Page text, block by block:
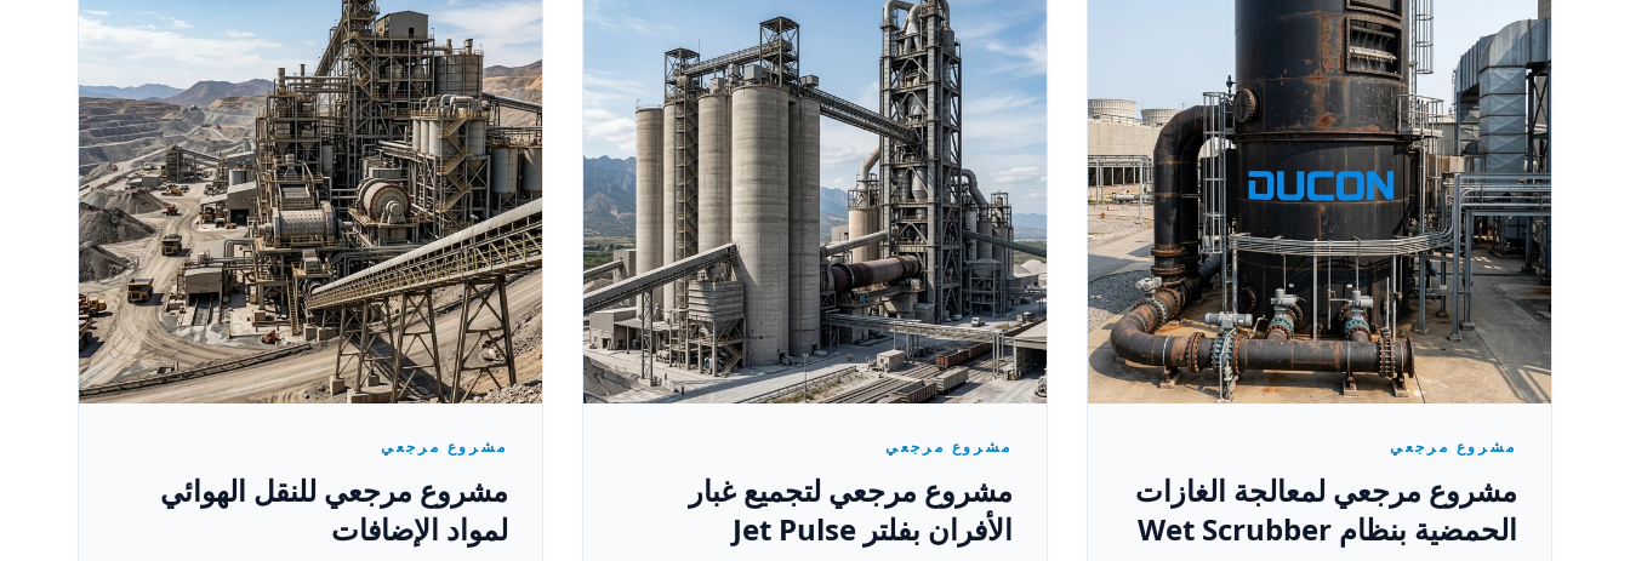
مشروع مرجعي
مشروع مرجعي لمعالجة الغازات
الحمضية بنظام Wet Scrubber
مشروع مرجعي
مشروع مرجعي لتجميع غبار
الأفران بفلتر Jet Pulse
مشروع مرجعي
مشروع مرجعي للنقل الهوائي
لمواد الإضافات